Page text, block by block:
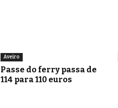
Aveiro
Passe do ferry passa de
114 para 110 euros